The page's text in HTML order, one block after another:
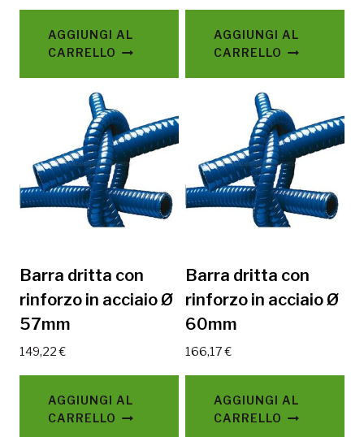
AGGIUNGI AL
CARRELLO
AGGIUNGI AL
CARRELLO
Barra dritta con
rinforzo in acciaio Ø
57mm
149,22€
AGGIUNGI AL
CARRELLO
Barra dritta con
rinforzo in acciaio Ø
60mm
166,17€
AGGIUNGI AL
CARRELLO